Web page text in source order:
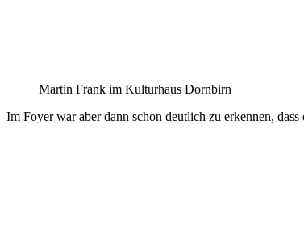
Martin Frank im Kulturhaus Dornbirn
Im Foyer war aber dann schon deutlich zu erkennen,